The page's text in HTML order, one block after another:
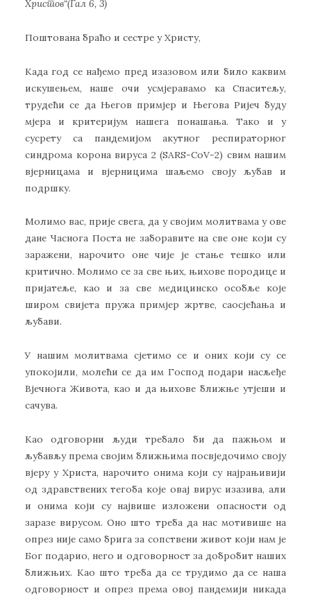
Христов“(Гал 6, 3)
Поштована браћо и сестре у Христу,
Када год се нађемо пред изазовом или било каквим
искушењем, наше очи усмјеравамо ка Спаситељу,
трудећи се да Његов примјер и Његова Ријеч буду
мјера и критеријум нашега понашања. Тако и у
сусрету са пандемијом акутног респираторног
синдрома корона вируса 2 (SARS-CoV-2) свим нашим
вјерницама и вјерницима шаљемо своју љубав и
подршку.
Молимо вас, прије свега, да у својим молитвама у ове
дане Часнога Поста не заборавите на све оне који су
заражени, нарочито оне чије је стање тешко или
критично. Молимо се за све њих, њихове породице и
пријатеље, као и за све медицинско особље које
широм свијета пружа примјер жртве, саосјећања и
љубави.
У нашим молитвама сјетимо се и оних који су се
упокојили, молећи се да им Господ подари насљеђе
Вјечнога Живота, као и да њихове ближње утјеши и
сачува.
Као одговорни људи требало би да пажњом и
љубављу према својим ближњима посвједочимо своју
вјеру у Христа, нарочито онима који су најрањивији
од здравствених тегоба које овај вирус изазива, али
и онима који су највише изложени опасности од
заразе вирусом. Оно што треба да нас мотивише на
опрез није само брига за сопствени живот који нам је
Бог подарио, него и одговорност за добробит наших
ближњих. Као што треба да се трудимо да се наша
одговорност и опрез према овој пандемији никада